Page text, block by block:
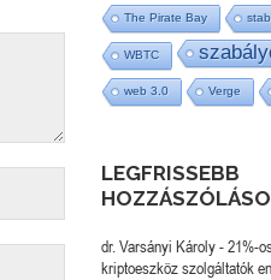
The Pirate Bay
WBTC
web 3.0 Verge
LEGFRISSEBB
dr. Varsányi Károly-21%-
kriptoeszköz szolgáltatók